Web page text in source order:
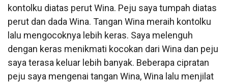
kontolku diatas perut Wina. Peju saya tumpah diatas
perut dan dada Wina. Tangan Wina meraih kontolku
lalu mengocoknya lebih keras. Saya melenguh
dengan keras menikmati kocokan dari Wina dan peju
saya terasa keluar lebih banyak. Beberapa cipratan
peju saya mengenai tangan Wina, Wina lalu menjilat